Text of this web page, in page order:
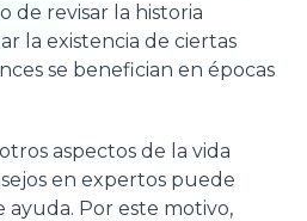
de revisar la historia
la existencia de ciertas
se benefician en épocas
aspectos de la vida
en expertos puede
Por este motivo,